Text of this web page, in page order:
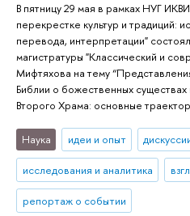
В пятницу 29 мая в рамках НУГ
перекрестке культур и традиций:
перевода, интерпретации"
магистратуры "Классический и
Мифтяхова на тему
Библии о божественных
Второго Храма: основные
Наука идеи и опыт
исследования и аналитика
репортаж о событии